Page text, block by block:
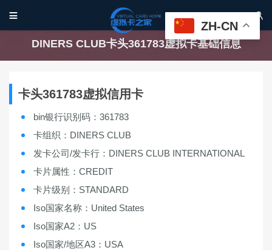
 
DINERS CLUB卡头361783虚拟卡基础信息
卡头361783虚拟信用卡
bin银行识别码：361783
卡组织：DINERS CLUB
发卡公司/发卡行：DINERS CLUB INTERNATIONAL
卡片属性：CREDIT
卡片级别：STANDARD
Iso国家名称：United States
Iso国家A2：US
Iso国家/地区A3：USA
ZH-CN